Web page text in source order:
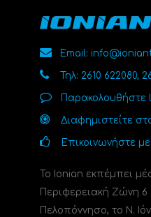
Email:
Τηλ: 2610 622080,
Παρακολουθήστε
Διαφημιστείτε
Επικοινωνήστε
Το Ionian εκπέμπει
Περιφερειακή Ζώνη
Πελοπόννησο, το N.